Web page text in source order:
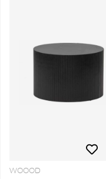
WOOOD